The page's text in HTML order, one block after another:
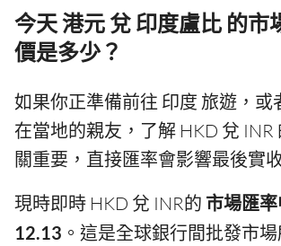
今天 港元 兌 印度盧比 的市
價是多少？
如果你正準備前往 印度 旅遊，或
在當地的親友，了解 HKD 兌 INR
關重要，直接匯率會影響最後實
現時即時 HKD 兌 INR的 市場匯
12.13 。這是全球銀行間批發市